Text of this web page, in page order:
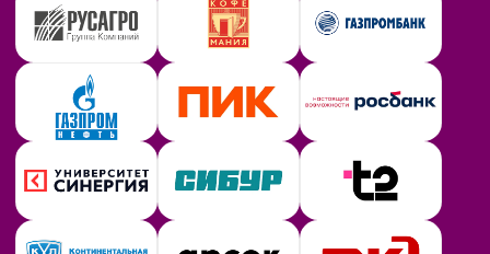
✔Даже если есть всего 2 часа
в день
ПРИНЯТЬ УЧАСТИЕ